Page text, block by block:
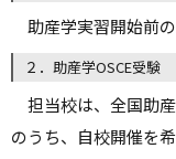
助産学実習開始前
２．助産学OSCE受験
担当校は、全国助
のうち、自校開催を